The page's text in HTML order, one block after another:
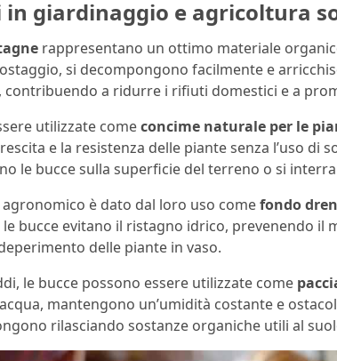
in giardinaggio e agricoltura
rappresentano un ottimo materiale
si decompongono facilmente e
contribuendo a ridurre i rifiuti domestici e a
utilizzate comeconcime naturale per le
e la resistenza delle piante senza l’uso di
le bucce sulla superficie del terreno o si
è dato dal loro uso comefondo
bucce evitano il ristagno idrico, prevenendo il
delle piante in vaso.
le bucce possono essere utilizzate come
mantengono un’umidità costante e
rilasciando sostanze organiche utili al